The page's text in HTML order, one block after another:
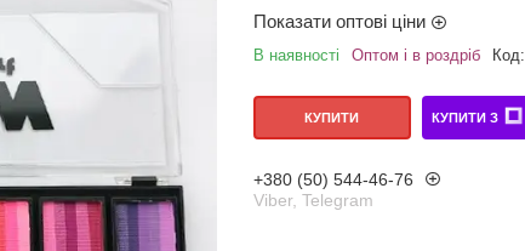
Показати оптові ціни
В наявності Оптом і в роздріб Код:
КУПИТИ КУПИТИ З
+380 (50) 544-46-76
Viber, Telegram